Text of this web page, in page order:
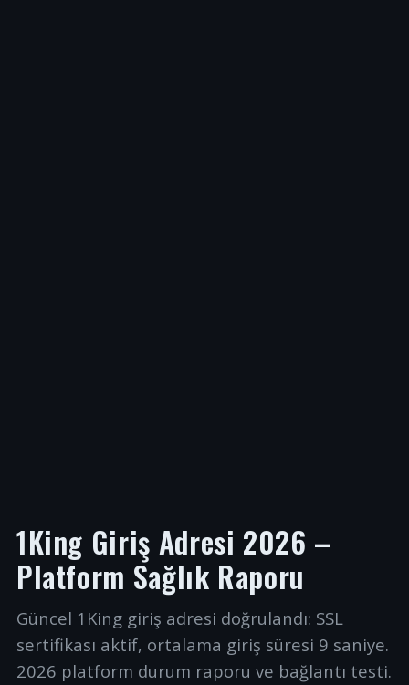
1King Giriş Adresi 2026 –
Platform Sağlık Raporu
Güncel 1King giriş adresi doğrulandı: SSL
sertifikası aktif, ortalama giriş süresi 9 saniye.
2026 platform durum raporu ve bağlantı testi.